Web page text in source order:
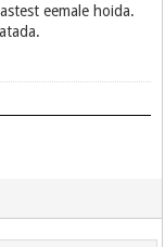
eemale hoida.